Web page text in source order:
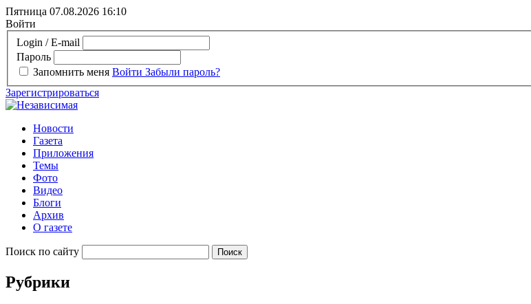
Пятница 07.08.2026 16:10
Войти
Login / E-mail
Пароль
Запомнить меня Войти Забыли пароль?
Зарегистрироваться
Новости
Газета
Приложения
Темы
Фото
Видео
Блоги
Архив
О газете
Поиск по сайту
Рубрики